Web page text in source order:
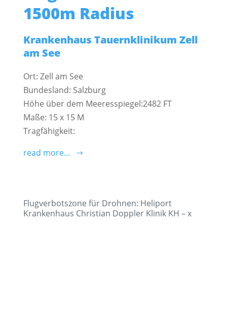
1500m Radius
Krankenhaus Tauernklinikum Zell
am See
Ort: Zell am See
Bundesland: Salzburg
Höhe über dem Meeresspiegel:2482 FT
Maße: 15 x 15 M
Tragfähigkeit:
read more…
Flugverbotszone für Drohnen: Heliport
Krankenhaus Christian Doppler Klinik KH – x